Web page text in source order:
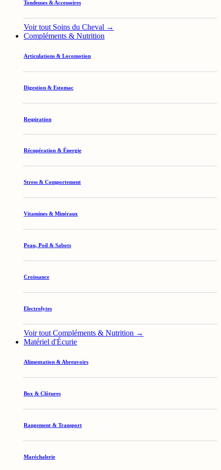
Tondeuses & Accessoires
Voir tout Soins du Cheval →
Compléments & Nutrition
Articulations & Locomotion
Digestion & Estomac
Respiration
Récupération & Énergie
Stress & Comportement
Vitamines & Minéraux
Peau, Poil & Sabots
Croissance
Electrolytes
Voir tout Compléments & Nutrition →
Matériel d'Écurie
Alimentation & Abreuvoirs
Box & Clôtures
Rangement & Transport
Maréchalerie